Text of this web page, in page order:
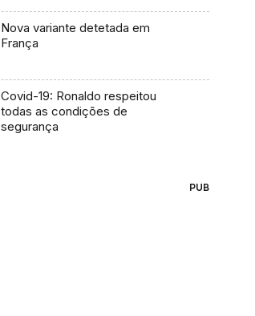
Nova variante detetada em
França
Covid-19: Ronaldo respeitou
todas as condições de
segurança
PUB